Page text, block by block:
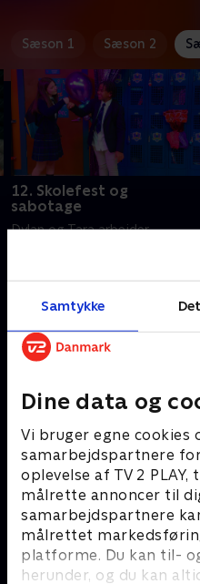
Samtykke
Dine data og
Vi bruger egne cookies
samarbejdspartnere
oplevelse af TV 2
målrette annoncer til
samarbejdspartnere
målrettet
platforme. Du kan til-
herunder, og du kan
Sæson 1 Sæson 2
12. Skolefest og
sabotage
Dylan og Tara arbejder
for Charlie
29. september 2023 • 21 min
Andre så også
Vicke Viking
Børneserier • 1 sæsoner